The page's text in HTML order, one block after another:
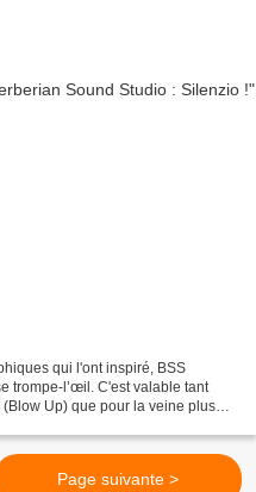
qui l'ont inspiré, BSS
trompe-l’œil. C'est valable tant
Up) que pour la veine plus
Page suivante >